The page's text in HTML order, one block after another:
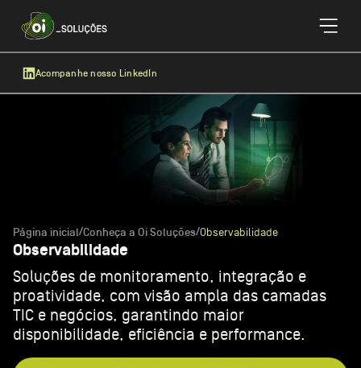
Acompanhe nosso LinkedIn
Página inicial/Conheça a Oi Soluções/Observabilidade
Observabilidade
Soluções de monitoramento, integração e
proatividade, com visão ampla das camadas
TIC e negócios, garantindo maior
disponibilidade, eficiência e performance.